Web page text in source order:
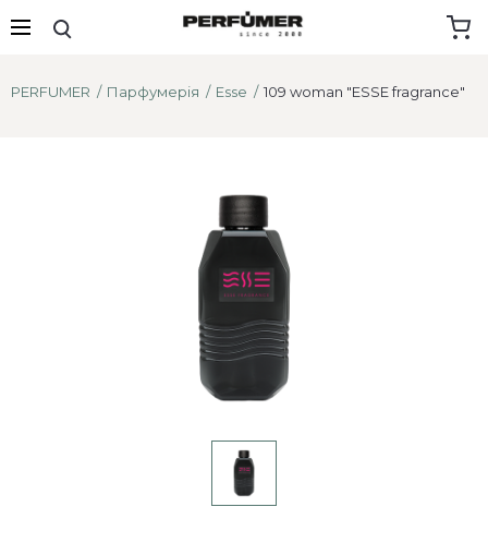
PERFUMER Парфумерія Esse 109 woman "ESSE fragrance"